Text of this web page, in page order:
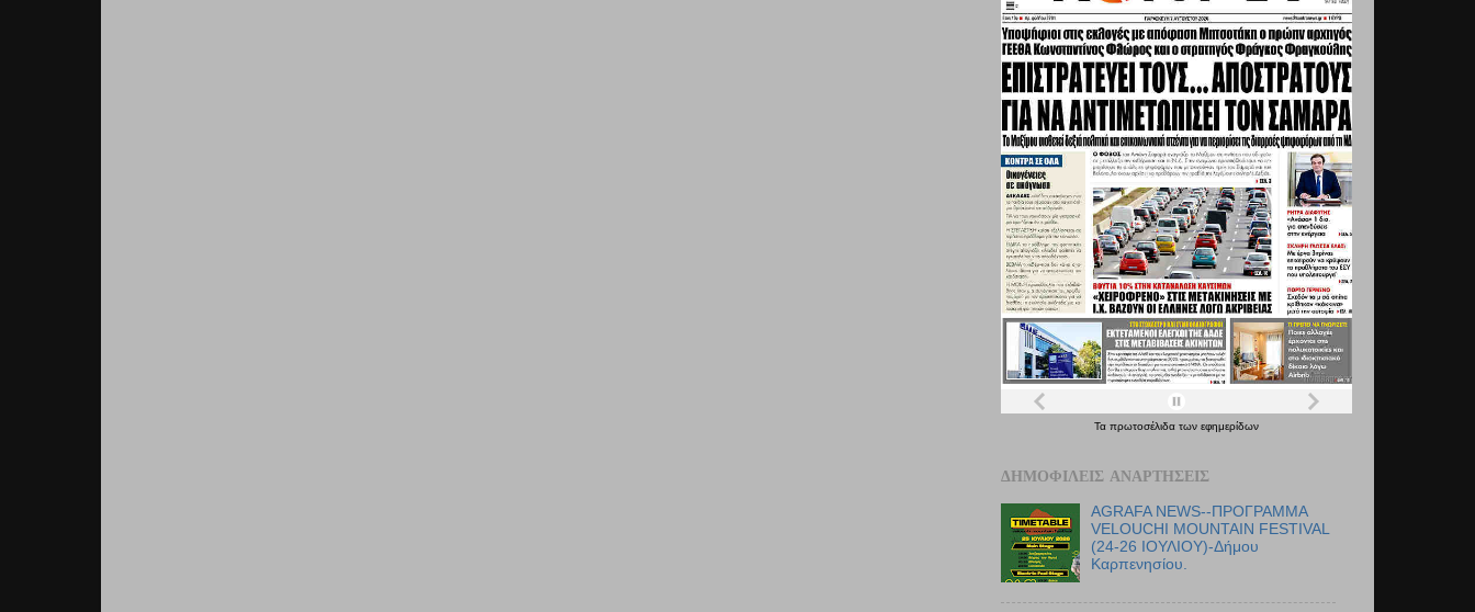
Τα πρωτοσέλιδα των εφημερίδων
ΔΗΜΟΦΙΛΕΊΣ ΑΝΑΡΤΉΣΕΙΣ
AGRAFA NEWS--ΠΡΟΓΡΑΜΜΑ
VELOUCHI MOUNTAIN FESTIVAL
(24-26 ΙΟΥΛΙΟΥ)-Δήμου
Καρπενησίου.